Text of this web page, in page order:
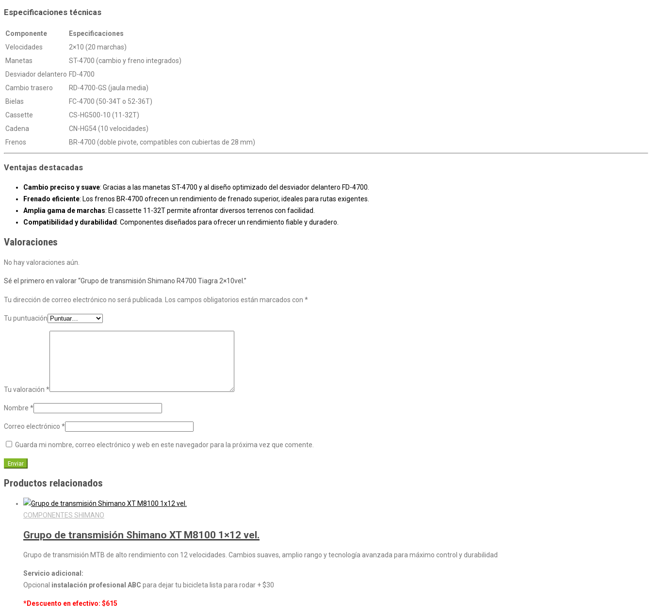
Especificaciones técnicas
Componente
Especificaciones
Velocidades
2×10 (20 marchas)
Manetas
ST-4700 (cambio y freno integrados)
Desviador delantero FD-4700
Cambio trasero
RD-4700-GS (jaula media)
Bielas
FC-4700 (50-34T o 52-36T)
Cassette
CS-HG500-10 (11-32T)
Cadena
CN-HG54 (10 velocidades)
Frenos
BR-4700 (doble pivote, compatibles con cubiertas de 28 mm)
Ventajas destacadas
Cambio preciso y suave: Gracias a las manetas ST-4700 y al diseño optimizado del desviador delantero FD-4700.
Frenado eficiente: Los frenos BR-4700 ofrecen un rendimiento de frenado superior, ideales para rutas exigentes.
Amplia gama de marchas: El cassette 11-32T permite afrontar diversos terrenos con facilidad.
Compatibilidad y durabilidad: Componentes diseñados para ofrecer un rendimiento fiable y duradero.
Valoraciones
No hay valoraciones aún.
Sé el primero en valorar “Grupo de transmisión Shimano R4700 Tiagra 2×10vel.”
Tu dirección de correo electrónico no será publicada. Los campos obligatorios están marcados con *
Tu puntuación
Tu valoración *
Nombre *
Correo electrónico *
Guarda mi nombre, correo electrónico y web en este navegador para la próxima vez que comente.
Productos relacionados
COMPONENTES SHIMANO
Grupo de transmisión Shimano XT M8100 1×12 vel.
Grupo de transmisión MTB de alto rendimiento con 12 velocidades. Cambios suaves, amplio rango y tecnología avanzada para máximo control y durabilidad
Servicio adicional:
Opcional instalación profesional ABC para dejar tu bicicleta lista para rodar + $30
*Descuento en efectivo: $615